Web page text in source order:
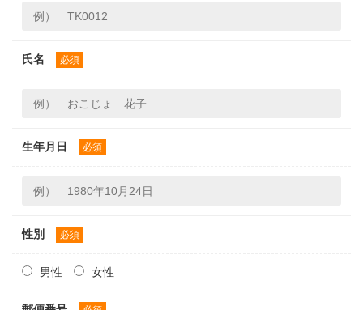
氏名 必須
生年月日 必須
性別 必須
男性 女性